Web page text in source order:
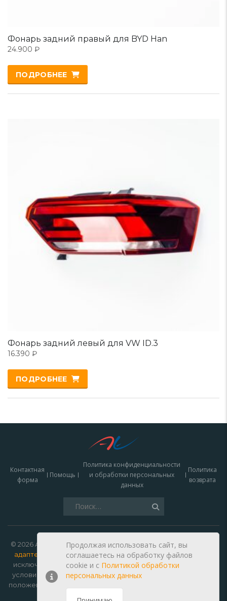
Фонарь задний правый для BYD Han
24.900 ₽
ПОДРОБНЕЕ
Фонарь задний левый для VW ID.3
16.390 ₽
ПОДРОБНЕЕ
Контактная
форма
Помощь
Политика конфиденциальности
и обработки персональных
данных
Политика
возврата
© 2026 Autoelectro —зарядки для электромобилей, кабели,
адаптеры и запчасти купить в Москве. Данный сайт носит
исключительно информационный характер и ни при каких
условиях не является публичной офертой, определяемой
положениями Статьи 437 Гражданского кодекса Российской
Продолжая использовать сайт, вы
соглашаетесь на обработку файлов
cookie и c Политикой обработки
персональных данных